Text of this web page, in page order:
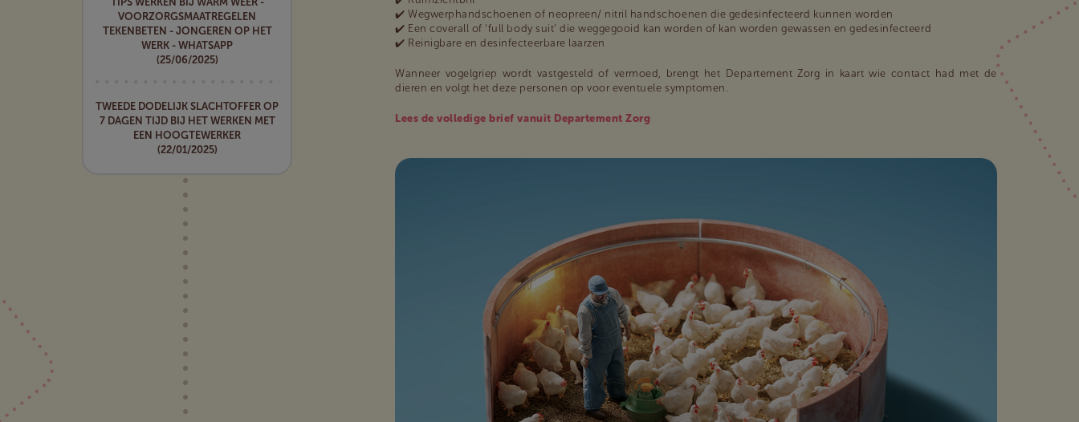
✔️ Wegwerphandschoenen of neopreen/ nitril handschoenen die gedesinfecteerd kunnen worden
✔️ Een coverall of ‘full body suit’ die weggegooid kan worden of kan worden gewassen en gedesinfecteerd
✔️ Reinigbare en desinfecteerbare laarzen
Wanneer vogelgriep wordt vastgesteld of vermoed, brengt het Departement Zorg in kaart wie contact had met de
dieren en volgt het deze personen op voor eventuele symptomen.
Lees de volledige brief vanuit Departement Zorg
VOORZORGSMAATREGELEN
TEKENBETEN - JONGEREN OP HET
WERK - WHATSAPP
(25/06/2025)
TWEEDE DODELIJK SLACHTOFFER OP
7 DAGEN TIJD BIJ HET WERKEN MET
EEN HOOGTEWERKER
(22/01/2025)